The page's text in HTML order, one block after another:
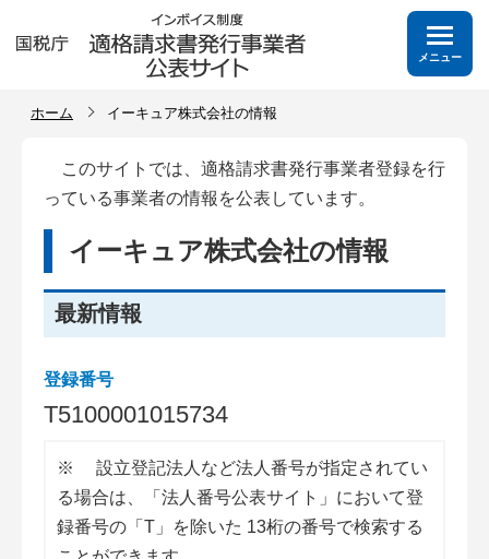
メニュー
ホーム イーキュア株式会社の情報
このサイトでは、適格請求書発行事業者登録を行
っている事業者の情報を公表しています。
イーキュア株式会社の情報
最新情報
登録番号
T5100001015734
※
設立登記法人など法人番号が指定されてい
る場合は、「法人番号公表サイト」において登
録番号の「T」を除いた 13桁の番号で検索する